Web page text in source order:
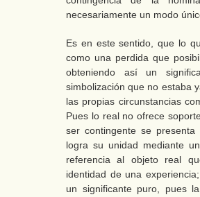
necesariamente un modo
Es en este sentido, que lo
como una perdida que
obteniendo así un
simbolización que no estaba
las propias circunstancias
Pues lo real no ofrece
ser contingente se
logra su unidad mediante
referencia al objeto real
identidad de una
un significante puro, pues